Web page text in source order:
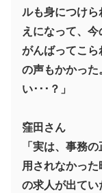
ルも身につけ
えになって、
がんばってこ
の声もかかっ
い･･･？」
窪田さん
「実は、事務
用されなかっ
の求人が出て